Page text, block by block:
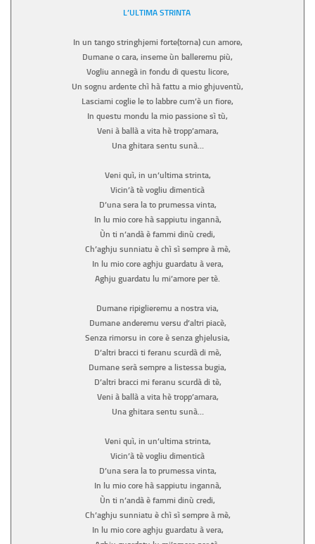
L’ULTIMA STRINTA
In un tango stringhjemi forte(torna) cun amore,
Dumane o cara, inseme ùn balleremu più,
Vogliu annegà in fondu di questu licore,
Un sognu ardente chì hà fattu a mio ghjuventù,
Lasciami coglie le to labbre cum’è un fiore,
In questu mondu la mio passione sì tù,
Veni à ballà a vita hè tropp’amara,
Una ghitara sentu sunà…
Veni quì, in un’ultima strinta,
Vicin’à tè vogliu dimenticà
D’una sera la to prumessa vinta,
In lu mio core hà sappiutu ingannà,
Ùn ti n’andà è fammi dinù credi,
Ch’aghju sunniatu è chì sì sempre à mè,
In lu mio core aghju guardatu à vera,
Aghju guardatu lu mi’amore per tè.
Dumane ripiglieremu a nostra via,
Dumane anderemu versu d’altri piacè,
Senza rimorsu in core è senza ghjelusia,
D’altri bracci ti feranu scurdà di mè,
Dumane serà sempre a listessa bugia,
D’altri bracci mi feranu scurdà di tè,
Veni à ballà a vita hè tropp’amara,
Una ghitara sentu sunà…
Veni quì, in un’ultima strinta,
Vicin’à tè vogliu dimenticà
D’una sera la to prumessa vinta,
In lu mio core hà sappiutu ingannà,
Ùn ti n’andà è fammi dinù credi,
Ch’aghju sunniatu è chì sì sempre à mè,
In lu mio core aghju guardatu à vera,